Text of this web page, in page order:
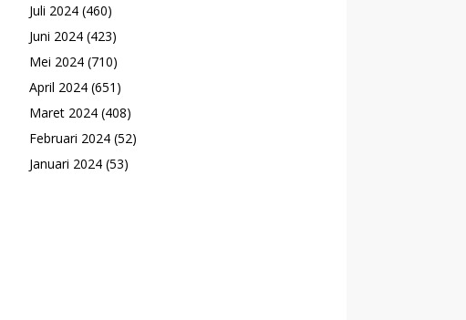
Juli 2024 (460)
Juni 2024 (423)
Mei 2024 (710)
April 2024 (651)
Maret 2024 (408)
Februari 2024 (52)
Januari 2024 (53)